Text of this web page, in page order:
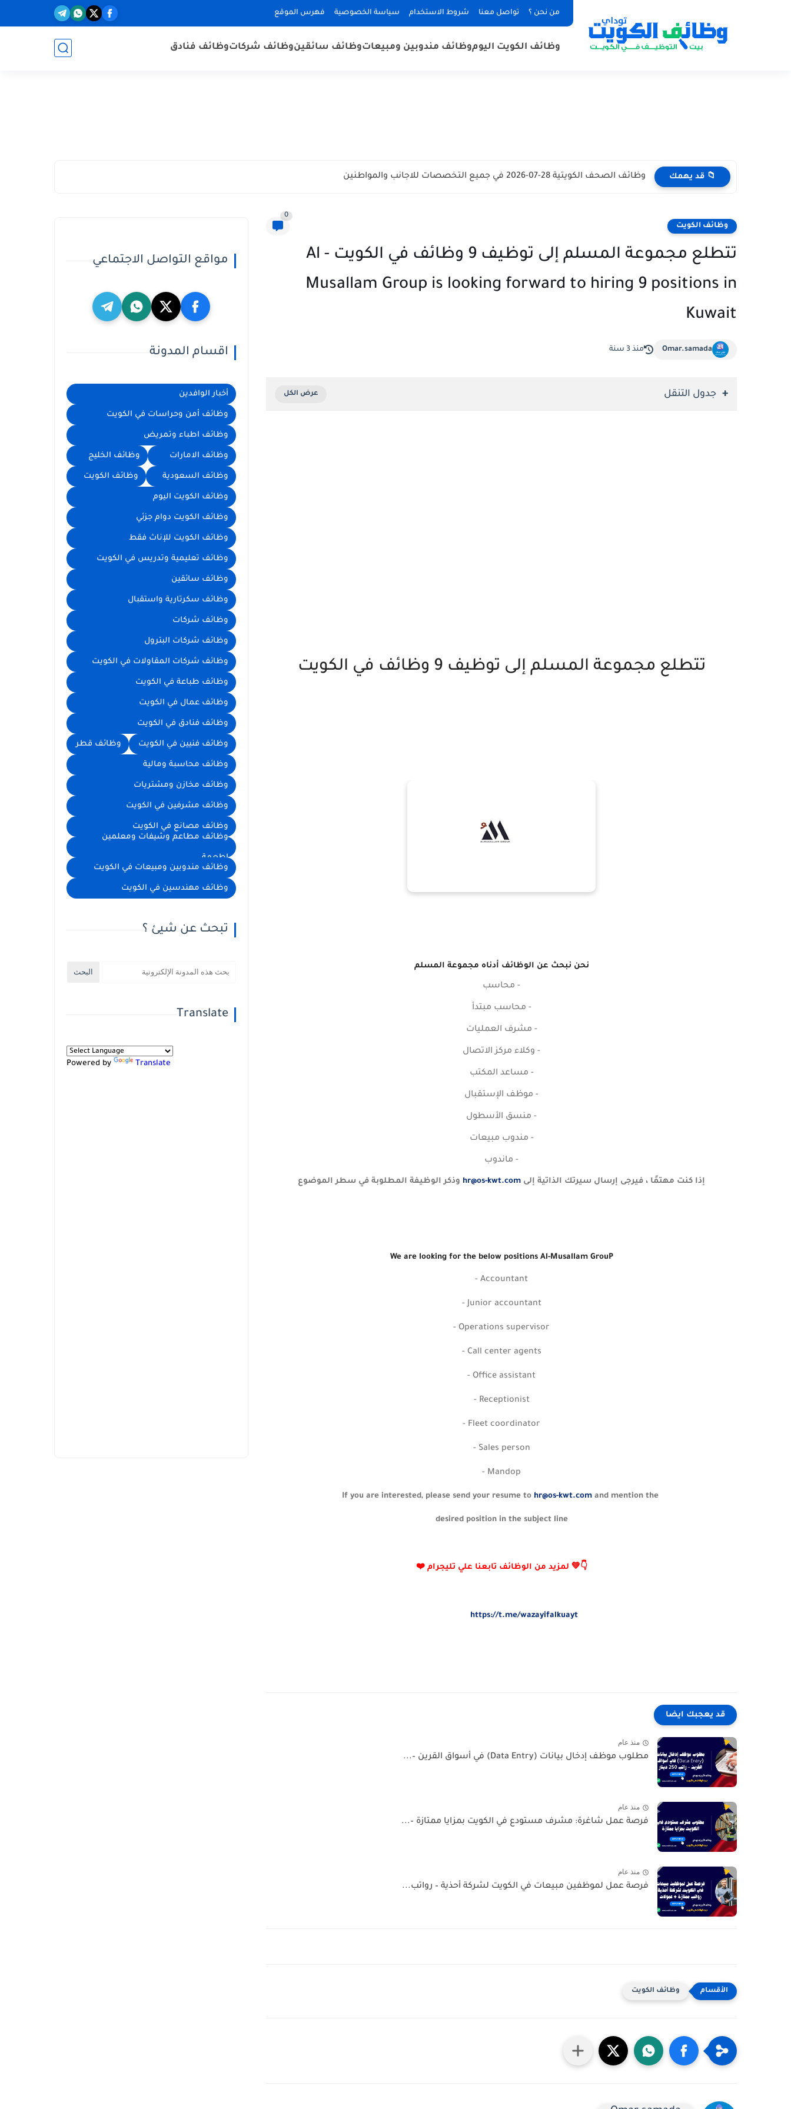
من نحن ؟ تواصل معنا شروط الاستخدام سياسة الخصوصية فهرس الموقع
وظائف الكويت اليوموظائف مندوبين ومبيعاتوظائف سائقينوظائف شركاتوظائف فنادق
📁 قد يهمك وظائف الكويت اليوم بتاريخ 28-07-2026 للأجانب والمواطنين في مختلف التخصصات
وظائف الكويت
0
تتطلع مجموعة المسلم إلى توظيف 9 وظائف في الكويت - Al
Musallam Group is looking forward to hiring 9 positions in
Kuwait
Omar.samada منذ 3 سنة
جدول التنقل
تتطلع مجموعة المسلم إلى توظيف 9 وظائف في الكويت
نحن نبحث عن الوظائف أدناه مجموعة المسلم
- محاسب
- محاسب مبتدأ
- مشرف العمليات
- وكلاء مركز الاتصال
- مساعد المكتب
- موظف الإستقبال
- منسق الأسطول
- مندوب مبيعات
- ماندوب
إذا كنت مهتمًا ، فيرجى إرسال سيرتك الذاتية إلى hr@os-kwt.com وذكر الوظيفة المطلوبة في سطر الموضوع
We are looking for the below positions Al-Musallam GrouP
- Accountant
- Junior accountant
- Operations supervisor
- Call center agents
- Office assistant
- Receptionist
- Fleet coordinator
- Sales person
- Mandop
If you are interested, please send your resume to hr@os-kwt.com and mention the
desired position in the subject line
❤️⁩ لمزيد من الوظائف تابعنا علي تليجرام 💚👇
https://t.me/wazayifalkuayt
قد يعجبك ايضا
منذ عام
مطلوب موظف إدخال بيانات (Data Entry) في أسواق القرين –...
منذ عام
فرصة عمل شاغرة: مشرف مستودع في الكويت بمزايا ممتازة –...
منذ عام
فرصة عمل لموظفين مبيعات في الكويت لشركة أحذية – رواتب...
وظائف الكويت
مواقع التواصل الاجتماعي
اقسام المدونة
أخبار الوافدين
وظائف أمن وحراسات في الكويت
وظائف اطباء وتمريض
وظائف الامارات وظائف الخليج
وظائف السعودية وظائف الكويت
وظائف الكويت اليوم
وظائف الكويت دوام جزئي
وظائف الكويت للإناث فقط
وظائف تعليمية وتدريس في الكويت
وظائف سائقين
وظائف سكرتارية واستقبال
وظائف شركات
وظائف شركات البترول
وظائف شركات المقاولات في الكويت
وظائف طباعة في الكويت
وظائف عمال في الكويت
وظائف فنادق في الكويت
وظائف فنيين في الكويت وظائف قطر
وظائف محاسبة ومالية
وظائف مخازن ومشتريات
وظائف مشرفين في الكويت
وظائف مصانع في الكويت
وظائف مطاعم وشيفات ومعلمين
اطعمة
وظائف مندوبين ومبيعات في الكويت
وظائف مهندسين في الكويت
تبحث عن شيئ ؟
Translate
Powered by Translate